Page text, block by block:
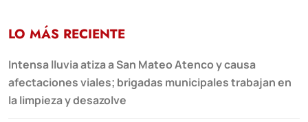
LO MÁS RECIENTE
Intensa lluvia atiza a San Mateo Atenco y causa
afectaciones viales; brigadas municipales trabajan en
la limpieza y desazolve